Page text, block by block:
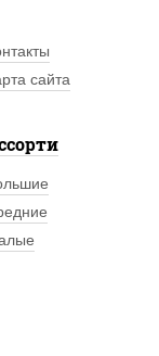
сайта